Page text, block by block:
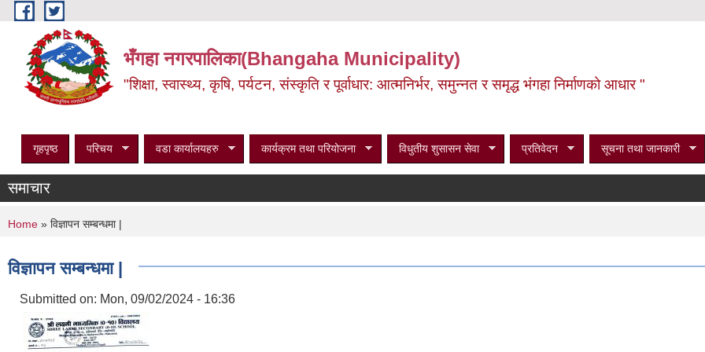
Skip to main content
भँगहा नगरपालिका(Bhangaha Municipality)
"शिक्षा, स्वास्थ्य, कृषि, पर्यटन, संस्कृति र पूर्वाधार: आत्मनिर्भर, समुन्नत र समृद्ध भंगहा निर्माणको आधार "
गृहपृष्ठ परिचय वडा कार्यालयहरु कार्यक्रम तथा परियोजना विधुतीय शुसासन सेवा प्रतिवेदन सूचना तथा जानकारी
समाचार
You are here
Home » विज्ञापन सम्बन्धमा |
विज्ञापन सम्बन्धमा |
Submitted on: Mon, 09/02/2024 - 16:36